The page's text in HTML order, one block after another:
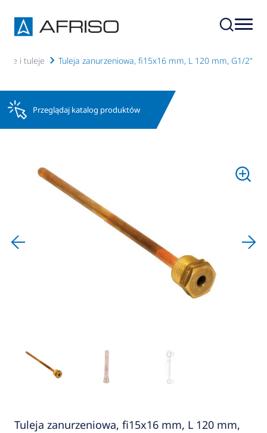
i tuleje Tuleja zanurzeniowa, fi15x16 mm, L 120 mm, G1/2"
Przeglądaj katalog produktów
Tuleja zanurzeniowa, fi15x16 mm, L 120 mm,